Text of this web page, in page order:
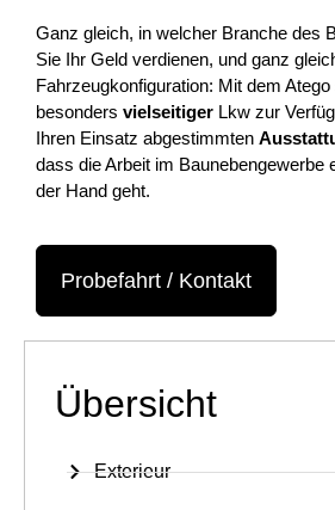
Ganz gleich, in welcher Branche des
Sie Ihr Geld verdienen, und ganz
Fahrzeugkonfiguration: Mit dem
besonders vielseitiger Lkw zur
Ihren Einsatz abgestimmten
dass die Arbeit im Baunebengewerbe
der Hand geht.
Probefahrt / Kontakt
Übersicht
Exterieur